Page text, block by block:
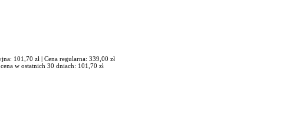
101,70 zł | Cena regularna: 339,00 zł
w ostatnich 30 dniach: 101,70 zł